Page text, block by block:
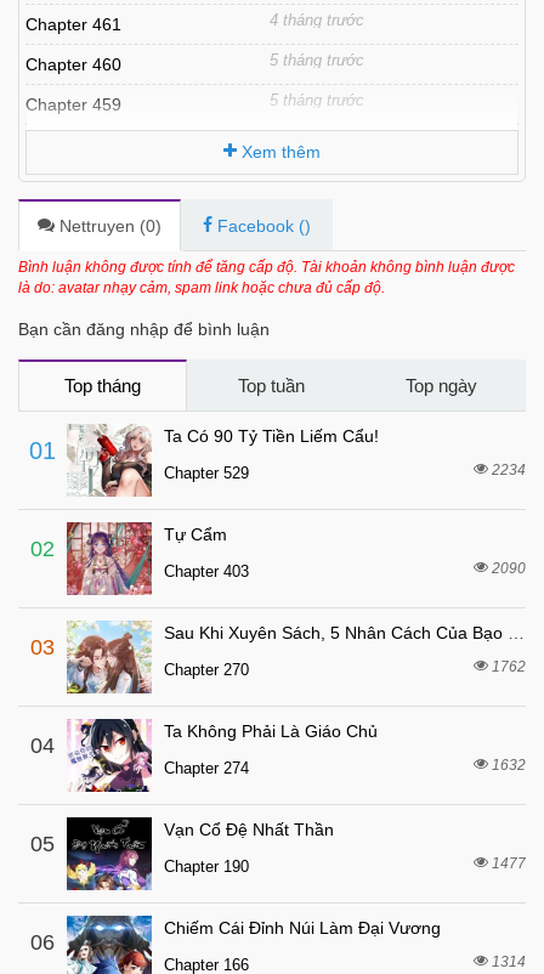
Chapter 461 4 tháng trước
Chapter 460 5 tháng trước
Chapter 459 5 tháng trước
Chapter 457 6 tháng trước
Chapter 456 6 tháng trước
Chapter 455 6 tháng trước
6 tháng trước
Chapter 453
Chapter 452 6 tháng trước
Chapter 451
Chapter 450
Chapter 449
Chapter 448
Chapter 447
Chapter 446
Chapter 445
Chapter 444 6 tháng trước
Chapter 443 6 tháng trước
Chapter 442
Chapter 441 6 tháng trước
Chapter 440
Chapter 439 6 tháng trước
Chapter 438
Xem thêm
Nettruyen (0) Facebook ()
Bình luận không được tính để tăng cấp độ. Tài khoản không bình luận được
là do: avatar nhạy cảm, spam link hoặc chưa đủ cấp độ.
Bạn cần đăng nhập để bình luận
Top tháng Top tuần Top ngày
01
Ta Có 90 Tỷ Tiền Liếm Cẩu!
Chapter 529 2234
02
Tự Cẩm
Chapter 403 2090
03
Chapter 270 1762
04
Ta Không Phải Là Giáo Chủ
Chapter 274 1632
05
Vạn Cổ Đệ Nhất Thần
Chapter 190 1477
06
Chiếm Cái Đỉnh Núi Làm Đại Vương
Chapter 166 1314